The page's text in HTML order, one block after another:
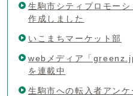
生駒市シティプロモー
作成しました
いこまちマーケット部
webメディア「
を連載中
生駒市への転入者アンケ